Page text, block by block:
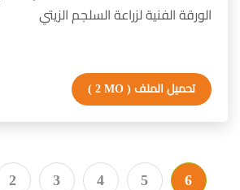
الورقة الفنية لزراعة السلجم الزيتي
تحميل الملف ( 2 MO )
2 3 4 5 6